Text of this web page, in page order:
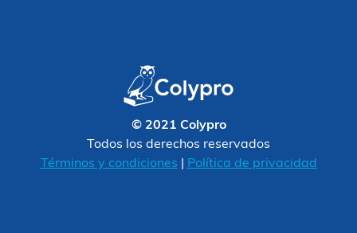
© 2021 Colypro
Todos los derechos reservados
Términos y condiciones
Política de privacidad